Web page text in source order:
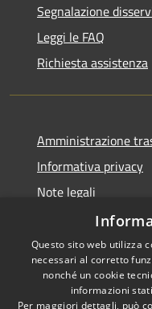
Segnalazione
Leggi le FAQ
Richiesta assistenza
Amministrazione
Informativa privacy
Note legali
Dichiarazione di
RSS
Questo sito web utilizza
necessari al corretto
nonché un cookie
informazioni
Per maggiori dettagli, può